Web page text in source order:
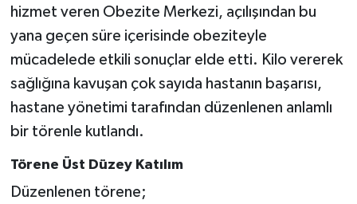
hizmet veren Obezite Merkezi, açılışından bu
yana geçen süre içerisinde obeziteyle
mücadelede etkili sonuçlar elde etti. Kilo vererek
sağlığına kavuşan çok sayıda hastanın başarısı,
hastane yönetimi tarafından düzenlenen anlamlı
bir törenle kutlandı.
Törene Üst Düzey Katılım
Düzenlenen törene;